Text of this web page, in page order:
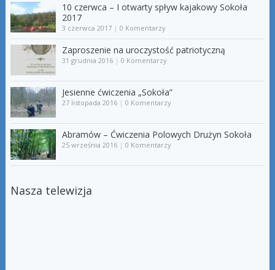
10 czerwca – I otwarty spływ kajakowy Sokoła
2017
3 czerwca 2017| 0 Komentarzy
Zaproszenie na uroczystość patriotyczną
31 grudnia 2016| 0 Komentarzy
Jesienne ćwiczenia „Sokoła”
27 listopada 2016| 0 Komentarzy
Abramów – Ćwiczenia Polowych Drużyn Sokoła
25 września 2016| 0 Komentarzy
Nasza telewizja